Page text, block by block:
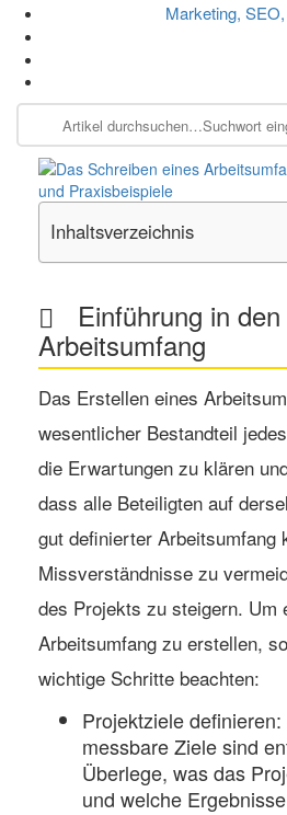
Marketing,
Inhaltsverzeichnis
Einführung in den
Arbeitsumfang
Das Erstellen eines
wesentlicher Bestandteil
die Erwartungen zu klären
dass alle Beteiligten auf
gut definierter Arbeitsumfang
Missverständnisse zu
des Projekts zu steigern. Um
Arbeitsumfang zu erstellen,
wichtige Schritte beachten:
Projektziele definieren:
messbare Ziele sind
Überlege, was das
und welche